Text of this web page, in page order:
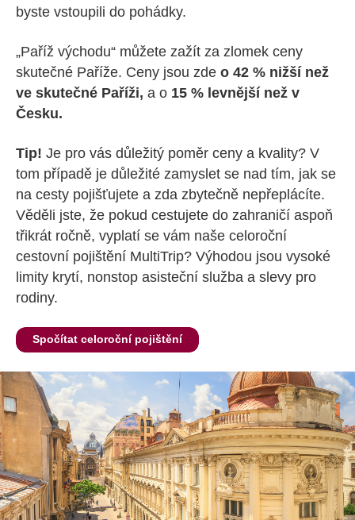
byste vstoupili do pohádky.
„Paříž východu“ můžete zažít za zlomek ceny
skutečné Paříže. Ceny jsou zde o 42 % nižší než
ve skutečné Paříži, a o 15 % levnější než v
Česku.
Tip! Je pro vás důležitý poměr ceny a kvality? V
tom případě je důležité zamyslet se nad tím, jak se
na cesty pojišťujete a zda zbytečně nepřeplácíte.
Věděli jste, že pokud cestujete do zahraničí aspoň
třikrát ročně, vyplatí se vám naše celoroční
cestovní pojištění MultiTrip? Výhodou jsou vysoké
limity krytí, nonstop asisteční služba a slevy pro
rodiny.
Spočítat celoroční pojištění